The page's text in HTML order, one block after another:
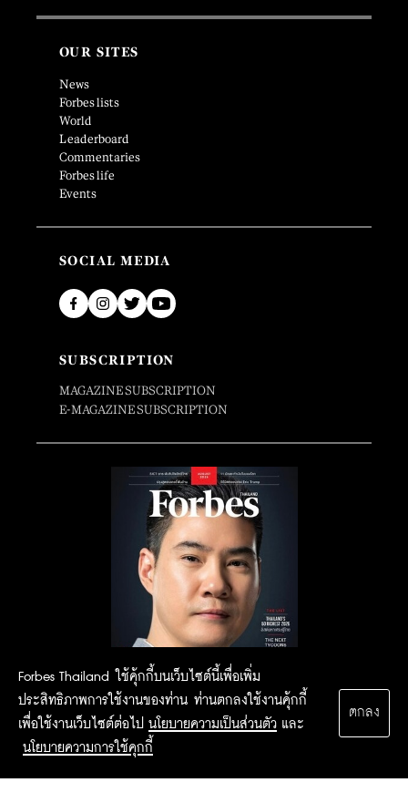
Forbes Thailand ใช้คุ้กกี้บนเว็บไซต์นี้เพื่อเพิ่ม
ประสิทธิภาพการใช้งานของท่าน ท่านตกลงใช้งานคุ้กกี้
เพื่อใช้งานเว็บไซต์ต่อไป นโยบายความเป็นส่วนตัว และ
นโยบายความการใช้คุกกี้
ตกลง
OUR SITES
News
Forbes lists
World
Leaderboard
Commentaries
Forbes life
Events
SOCIAL MEDIA
SUBSCRIPTION
MAGAZINE SUBSCRIPTION
E-MAGAZINE SUBSCRIPTION
2015 Forbesthailand.com ALL RIGHTS RESERVED